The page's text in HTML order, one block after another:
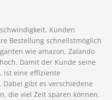
Kunden
Bestellung schnellstmöglich
wie amazon, Zalando
Damit der Kunde seine
ist eine effiziente
Dabei gibt es verschiedene
die viel Zeit sparen können.